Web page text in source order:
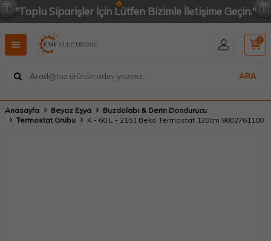
"Toplu Siparişler İçin Lütfen Bizimle İletişime Geçin."
ARA
0
Anasayfa Beyaz Eşya
Buzdolabı & Derin Dondurucu
Termostat Grubu
K - 60 L - 2151 Beko Termostat 120cm 9002761100